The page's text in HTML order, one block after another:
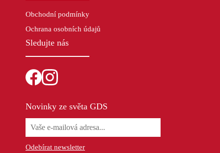
Obchodní podmínky
Ochrana osobních údajů
Sledujte nás
Novinky ze světa GDS
Odebírat newsletter